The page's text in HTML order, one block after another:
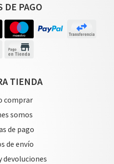
DE PAGO
TIENDA
comprar
somos
de pago
de envío
devoluciones